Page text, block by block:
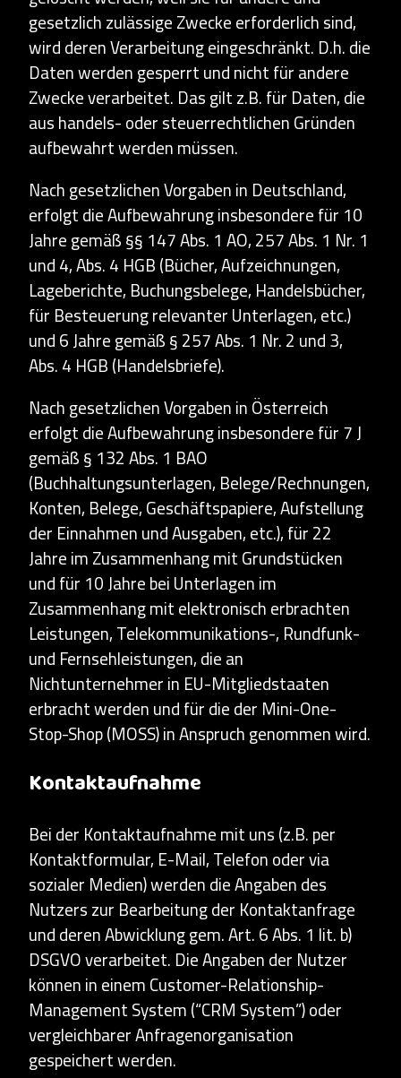
gesetzlich zulässige Zwecke erforderlich sind,
wird deren Verarbeitung eingeschränkt. D.h. die
Daten werden gesperrt und nicht für andere
Zwecke verarbeitet. Das gilt z.B. für Daten, die
aus handels- oder steuerrechtlichen Gründen
aufbewahrt werden müssen.
Nach gesetzlichen Vorgaben in Deutschland,
erfolgt die Aufbewahrung insbesondere für 10
Jahre gemäß §§ 147 Abs. 1 AO, 257 Abs. 1 Nr. 1
und 4, Abs. 4 HGB (Bücher, Aufzeichnungen,
Lageberichte, Buchungsbelege, Handelsbücher,
für Besteuerung relevanter Unterlagen, etc.)
und 6 Jahre gemäß § 257 Abs. 1 Nr. 2 und 3,
Abs. 4 HGB (Handelsbriefe).
Nach gesetzlichen Vorgaben in Österreich
erfolgt die Aufbewahrung insbesondere für 7 J
gemäß § 132 Abs. 1 BAO
(Buchhaltungsunterlagen, Belege/Rechnungen,
Konten, Belege, Geschäftspapiere, Aufstellung
der Einnahmen und Ausgaben, etc.), für 22
Jahre im Zusammenhang mit Grundstücken
und für 10 Jahre bei Unterlagen im
Zusammenhang mit elektronisch erbrachten
Leistungen, Telekommunikations-, Rundfunk-
und Fernsehleistungen, die an
Nichtunternehmer in EU-Mitgliedstaaten
erbracht werden und für die der Mini-One-
Stop-Shop (MOSS) in Anspruch genommen wird.
Kontaktaufnahme
Bei der Kontaktaufnahme mit uns (z.B. per
Kontaktformular, E-Mail, Telefon oder via
sozialer Medien) werden die Angaben des
Nutzers zur Bearbeitung der Kontaktanfrage
und deren Abwicklung gem. Art. 6 Abs. 1 lit. b)
DSGVO verarbeitet. Die Angaben der Nutzer
können in einem Customer-Relationship-
Management System (“CRM System”) oder
vergleichbarer Anfragenorganisation
gespeichert werden.